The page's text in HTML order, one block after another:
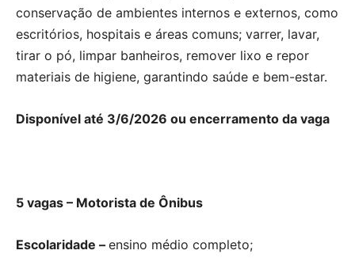
conservação de ambientes internos e externos, como
escritórios, hospitais e áreas comuns; varrer, lavar,
tirar o pó, limpar banheiros, remover lixo e repor
materiais de higiene, garantindo saúde e bem-estar.
Disponível até 3/6/2026 ou encerramento da vaga
5 vagas – Motorista de Ônibus
Escolaridade – ensino médio completo;